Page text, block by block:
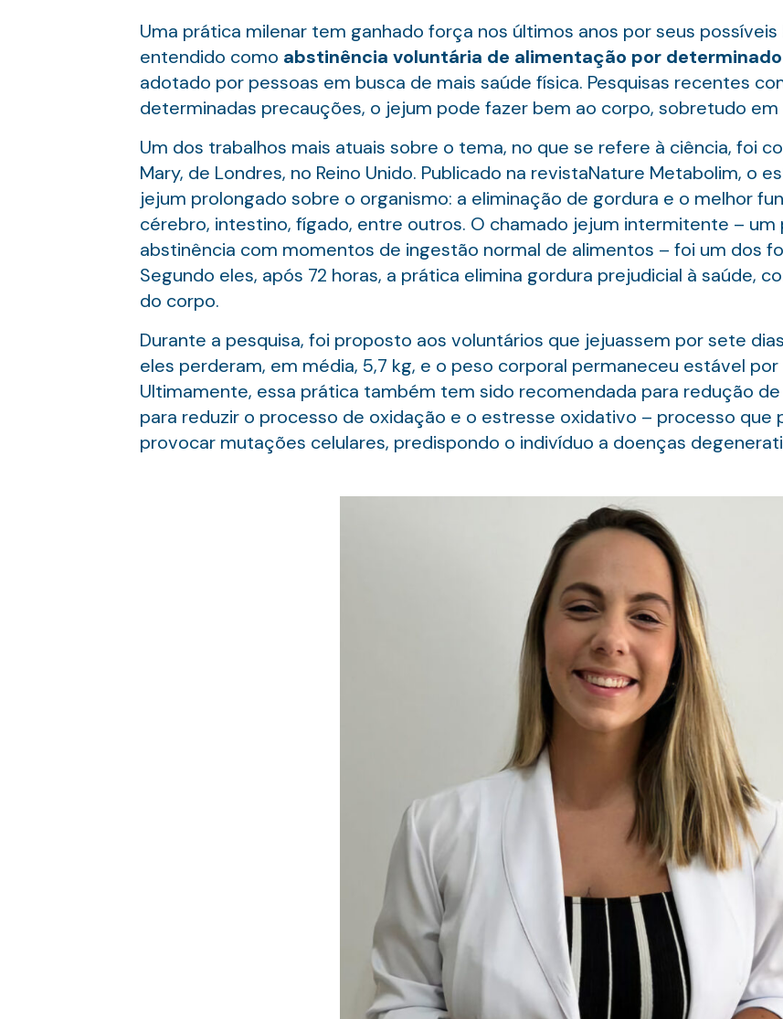
Uma prática milenar tem ganhado força nos últimos anos por seus
entendido como abstinência voluntária de alimentação por
adotado por pessoas em busca de mais saúde física. Pesquisas recentes
determinadas precauções, o jejum pode fazer bem ao corpo, sobretudo
Um dos trabalhos mais atuais sobre o tema, no que se refere à ciência, foi
Mary, de Londres, no Reino Unido. Publicado na revistaNature Metabolim, o
jejum prolongado sobre o organismo: a eliminação de gordura e o melhor
cérebro, intestino, fígado, entre outros. O chamado jejum intermitente –
abstinência com momentos de ingestão normal de alimentos – foi um dos
Segundo eles, após 72 horas, a prática elimina gordura prejudicial à saúde,
do corpo.
Durante a pesquisa, foi proposto aos voluntários que jejuassem por sete
eles perderam, em média, 5,7 kg, e o peso corporal permaneceu estável
Ultimamente, essa prática também tem sido recomendada para redução
para reduzir o processo de oxidação e o estresse oxidativo – processo
provocar mutações celulares, predispondo o indivíduo a doenças